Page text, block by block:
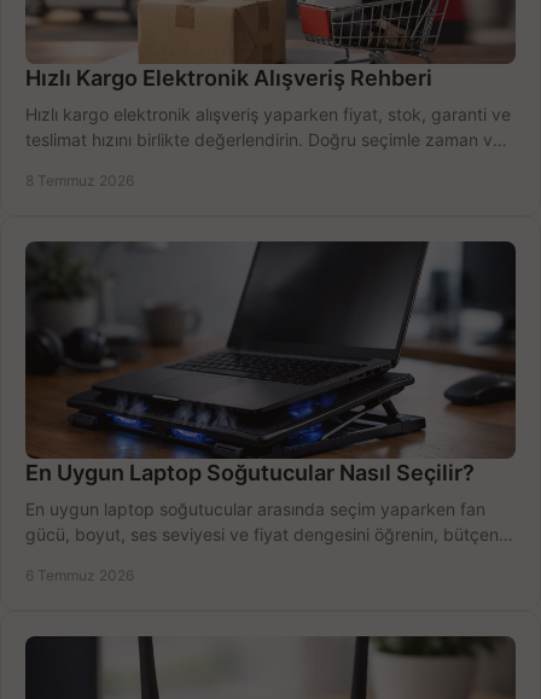
Hızlı Kargo Elektronik Alışveriş Rehberi
Hızlı kargo elektronik alışveriş yaparken fiyat, stok, garanti ve
teslimat hızını birlikte değerlendirin. Doğru seçimle zaman ve
8 Temmuz 2026
En Uygun Laptop Soğutucular Nasıl Seçilir?
En uygun laptop soğutucular arasında seçim yaparken fan
gücü, boyut, ses seviyesi ve fiyat dengesini öğrenin, bütçenizi
6 Temmuz 2026